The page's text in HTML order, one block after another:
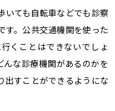
いても自転車などでも診察
す。公共交通機関を使った
くことはできないでしょ
んな診療機関があるのかを
出すことができるようにな